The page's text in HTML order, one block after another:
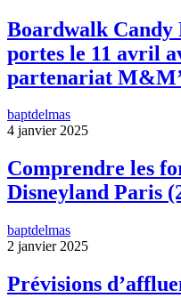
Boardwalk Candy
portes le 11 avril
partenariat
baptdelmas
4 janvier 2025
Comprendre les
Disneyland Paris
baptdelmas
2 janvier 2025
Prévisions